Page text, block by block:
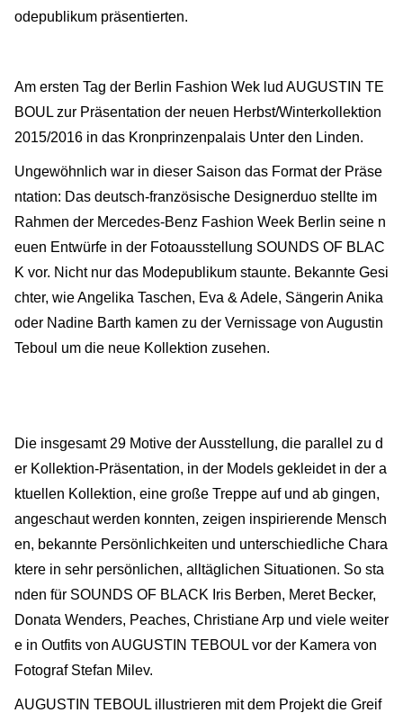
odepublikum präsentierten.
Am ersten Tag der Berlin Fashion Wek lud AUGUSTIN TE
BOUL zur Präsentation der neuen Herbst/Winterkollektion
2015/2016 in das Kronprinzenpalais Unter den Linden.
Ungewöhnlich war in dieser Saison das Format der Präse
ntation: Das deutsch-französische Designerduo stellte im
Rahmen der Mercedes-Benz Fashion Week Berlin seine n
euen Entwürfe in der Fotoausstellung SOUNDS OF BLAC
K vor. Nicht nur das Modepublikum staunte. Bekannte Gesi
chter, wie Angelika Taschen, Eva & Adele, Sängerin Anika
oder Nadine Barth kamen zu der Vernissage von Augustin
Teboul um die neue Kollektion zusehen.
Die insgesamt 29 Motive der Ausstellung, die parallel zu d
er Kollektion-Präsentation, in der Models gekleidet in der a
ktuellen Kollektion, eine große Treppe auf und ab gingen,
angeschaut werden konnten, zeigen inspirierende Mensch
en, bekannte Persönlichkeiten und unterschiedliche Chara
ktere in sehr persönlichen, alltäglichen Situationen. So sta
nden für SOUNDS OF BLACK Iris Berben, Meret Becker,
Donata Wenders, Peaches, Christiane Arp und viele weiter
e in Outfits von AUGUSTIN TEBOUL vor der Kamera von
Fotograf Stefan Milev.
AUGUSTIN TEBOUL illustrieren mit dem Projekt die Greif